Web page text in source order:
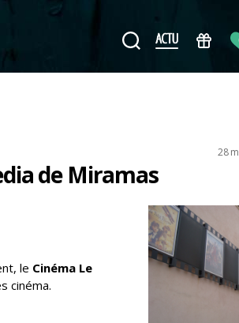
de Miramas
Date28
le Cinéma Le
cinéma.